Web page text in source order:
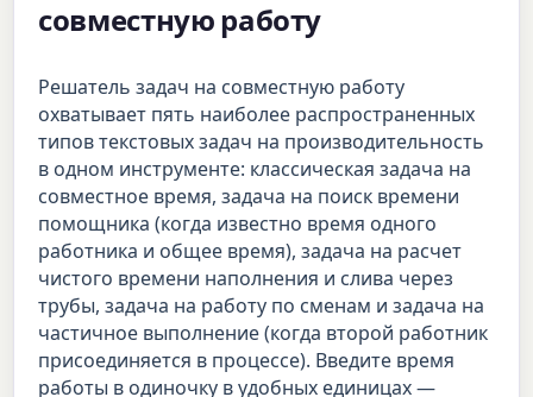
совместную работу
Решатель задач на совместную работу
охватывает пять наиболее распространенных
типов текстовых задач на производительность
в одном инструменте: классическая задача на
совместное время, задача на поиск времени
помощника (когда известно время одного
работника и общее время), задача на расчет
чистого времени наполнения и слива через
трубы, задача на работу по сменам и задача на
частичное выполнение (когда второй работник
присоединяется в процессе). Введите время
работы в одиночку в удобных единицах —